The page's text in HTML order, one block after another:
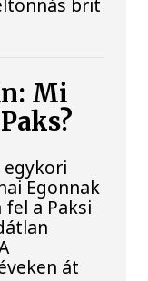
Mi
egykori
Egonnak
a Paksi
át